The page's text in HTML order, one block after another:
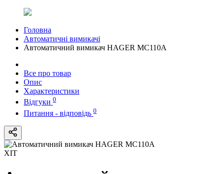
Головна
Автоматичні вимикачі
Автоматичний вимикач HAGER MC110A
Все про товар
Опис
Характеристики
Відгуки 0
Питання - відповідь 0
ХІТ